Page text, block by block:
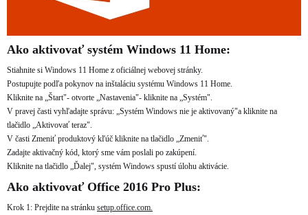
Ako aktivovať systém Windows 11 Home:
Stiahnite si Windows 11 Home z oficiálnej webovej stránky.
Postupujte podľa pokynov na inštaláciu systému Windows 11 Home.
Kliknite na „Štart"- otvorte „Nastavenia"- kliknite na „Systém".
V pravej časti vyhľadajte správu: „Systém Windows nie je aktivovaný"a kliknite na
tlačidlo „Aktivovať teraz".
V časti Zmeniť produktový kľúč kliknite na tlačidlo „Zmeniť".
Zadajte aktivačný kód, ktorý sme vám poslali po zakúpení.
Kliknite na tlačidlo „Ďalej", systém Windows spustí úlohu aktivácie.
Ako aktivovať Office 2016 Pro Plus:
Krok 1: Prejdite na stránku setup.office.com.